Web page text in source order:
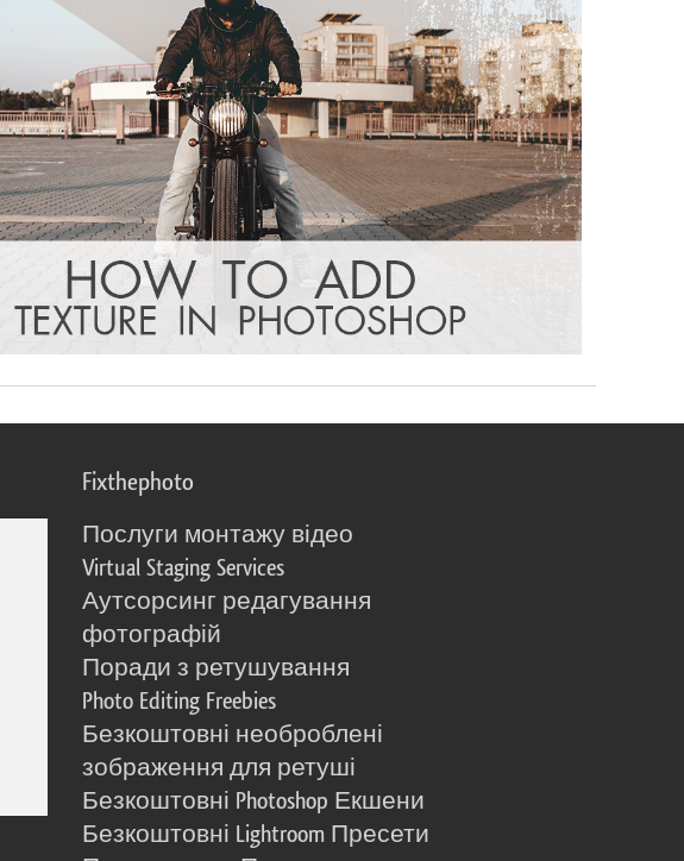
Fixthephoto
Послуги монтажу відео
Virtual Staging Services
Аутсорсинг редагування
фотографій
Поради з ретушування
Photo Editing Freebies
Безкоштовні необроблені
зображення для ретуші
Безкоштовні Photoshop Екшени
Безкоштовні Lightroom Пресети